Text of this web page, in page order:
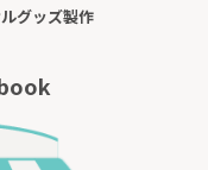
字。二人が歩んだ
、奇跡の連続であ
グッズ製作